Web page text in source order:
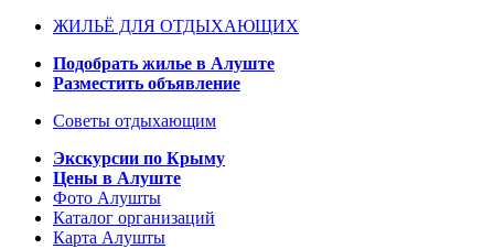
ЖИЛЬЁ ДЛЯ ОТДЫХАЮЩИХ
Подобрать жилье в Алуште
Разместить объявление
Советы отдыхающим
Экскурсии по Крыму
Цены в Алуште
Фото Алушты
Каталог организаций
Карта Алушты